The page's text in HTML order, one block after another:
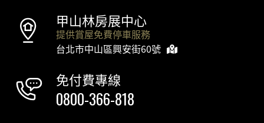
甲山林房展中心
提供賞屋免費停車服務
台北市中山區興安街60號
免付費專線
0800-366-818